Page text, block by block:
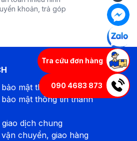
Tra cứu đơn hàng
090 4683 873
khoản, trả góp
mật thông tin
mật thông tin thanh
dịch chung
chuyển, giao hàng